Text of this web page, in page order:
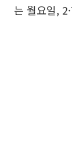
는 월요일,